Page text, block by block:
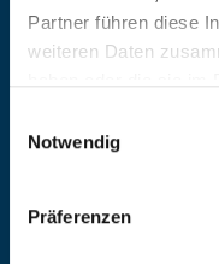
Partner führen diese
weiteren Daten
Notwendig
Präferenzen
+49 (0) 9181/2593-0
EMAIL
Montag – Donnerstag:
UNTERNEHMEN